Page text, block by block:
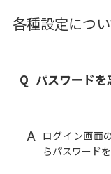
各種設定につ
Q パスワード
A ログイン画面
らパスワード